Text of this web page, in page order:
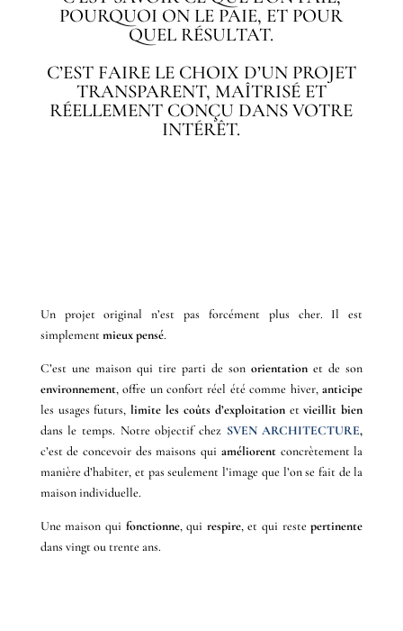
POURQUOI ON LE PAIE, ET POUR
QUEL RÉSULTAT.
C’EST FAIRE LE CHOIX D’UN PROJET
TRANSPARENT, MAÎTRISÉ ET
RÉELLEMENT CONÇU DANS VOTRE
INTÉRÊT.
Un projet original n’est pas forcément plus cher. Il est
simplementmieux pensé.
C’est une maison qui tire parti de sonorientation et de son
environnement, offre un confort réel été comme hiver,anticipe
les usages futurs,limite les coûts d’exploitationetvieillit bien
dans le temps. Notre objectif chez SVEN ARCHITECTURE,
c’est de concevoir des maisons qui améliorentconcrètement la
manière d’habiter, et pas seulement l’image que l’on se fait de la
maison individuelle.
Une maison qui fonctionne, qui respire, et qui restepertinente
dans vingt ou trente ans.